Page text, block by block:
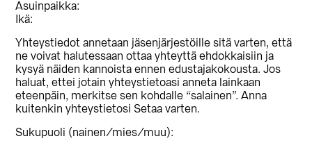
Asuinpaikka:
Ikä:
Yhteystiedot annetaan jäsenjärjestöille sitä varten, että
ne voivat halutessaan ottaa yhteyttä ehdokkaisiin ja
kysyä näiden kannoista ennen edustajakokousta. Jos
haluat, ettei jotain yhteystietoasi anneta lainkaan
eteenpäin, merkitse sen kohdalle “salainen”. Anna
kuitenkin yhteystietosi Setaa varten.
Sukupuoli (nainen/mies/muu):